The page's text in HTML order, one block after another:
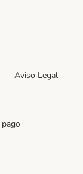
Aviso Legal